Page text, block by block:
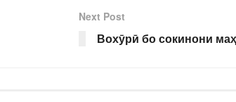
Next Post
Вохӯрӣ бо сокинони